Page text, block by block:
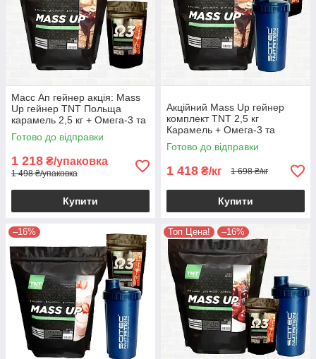
Масс Ап гейнер акція: Mass
Up гейнер TNT Польща
карамель 2,5 кг + Омега-3 та
Шейкер
Готово до відправки
1 218 ₴/упаковка
1 498 ₴/упаковка
Купити
Акційний Mass Up гейнер
комплект TNT 2,5 кг
Карамель + Омега-3 та
Шейкер!
Готово до відправки
1 418 ₴/кг 1 698 ₴/кг
Купити
–16% Топ Цена! –16%